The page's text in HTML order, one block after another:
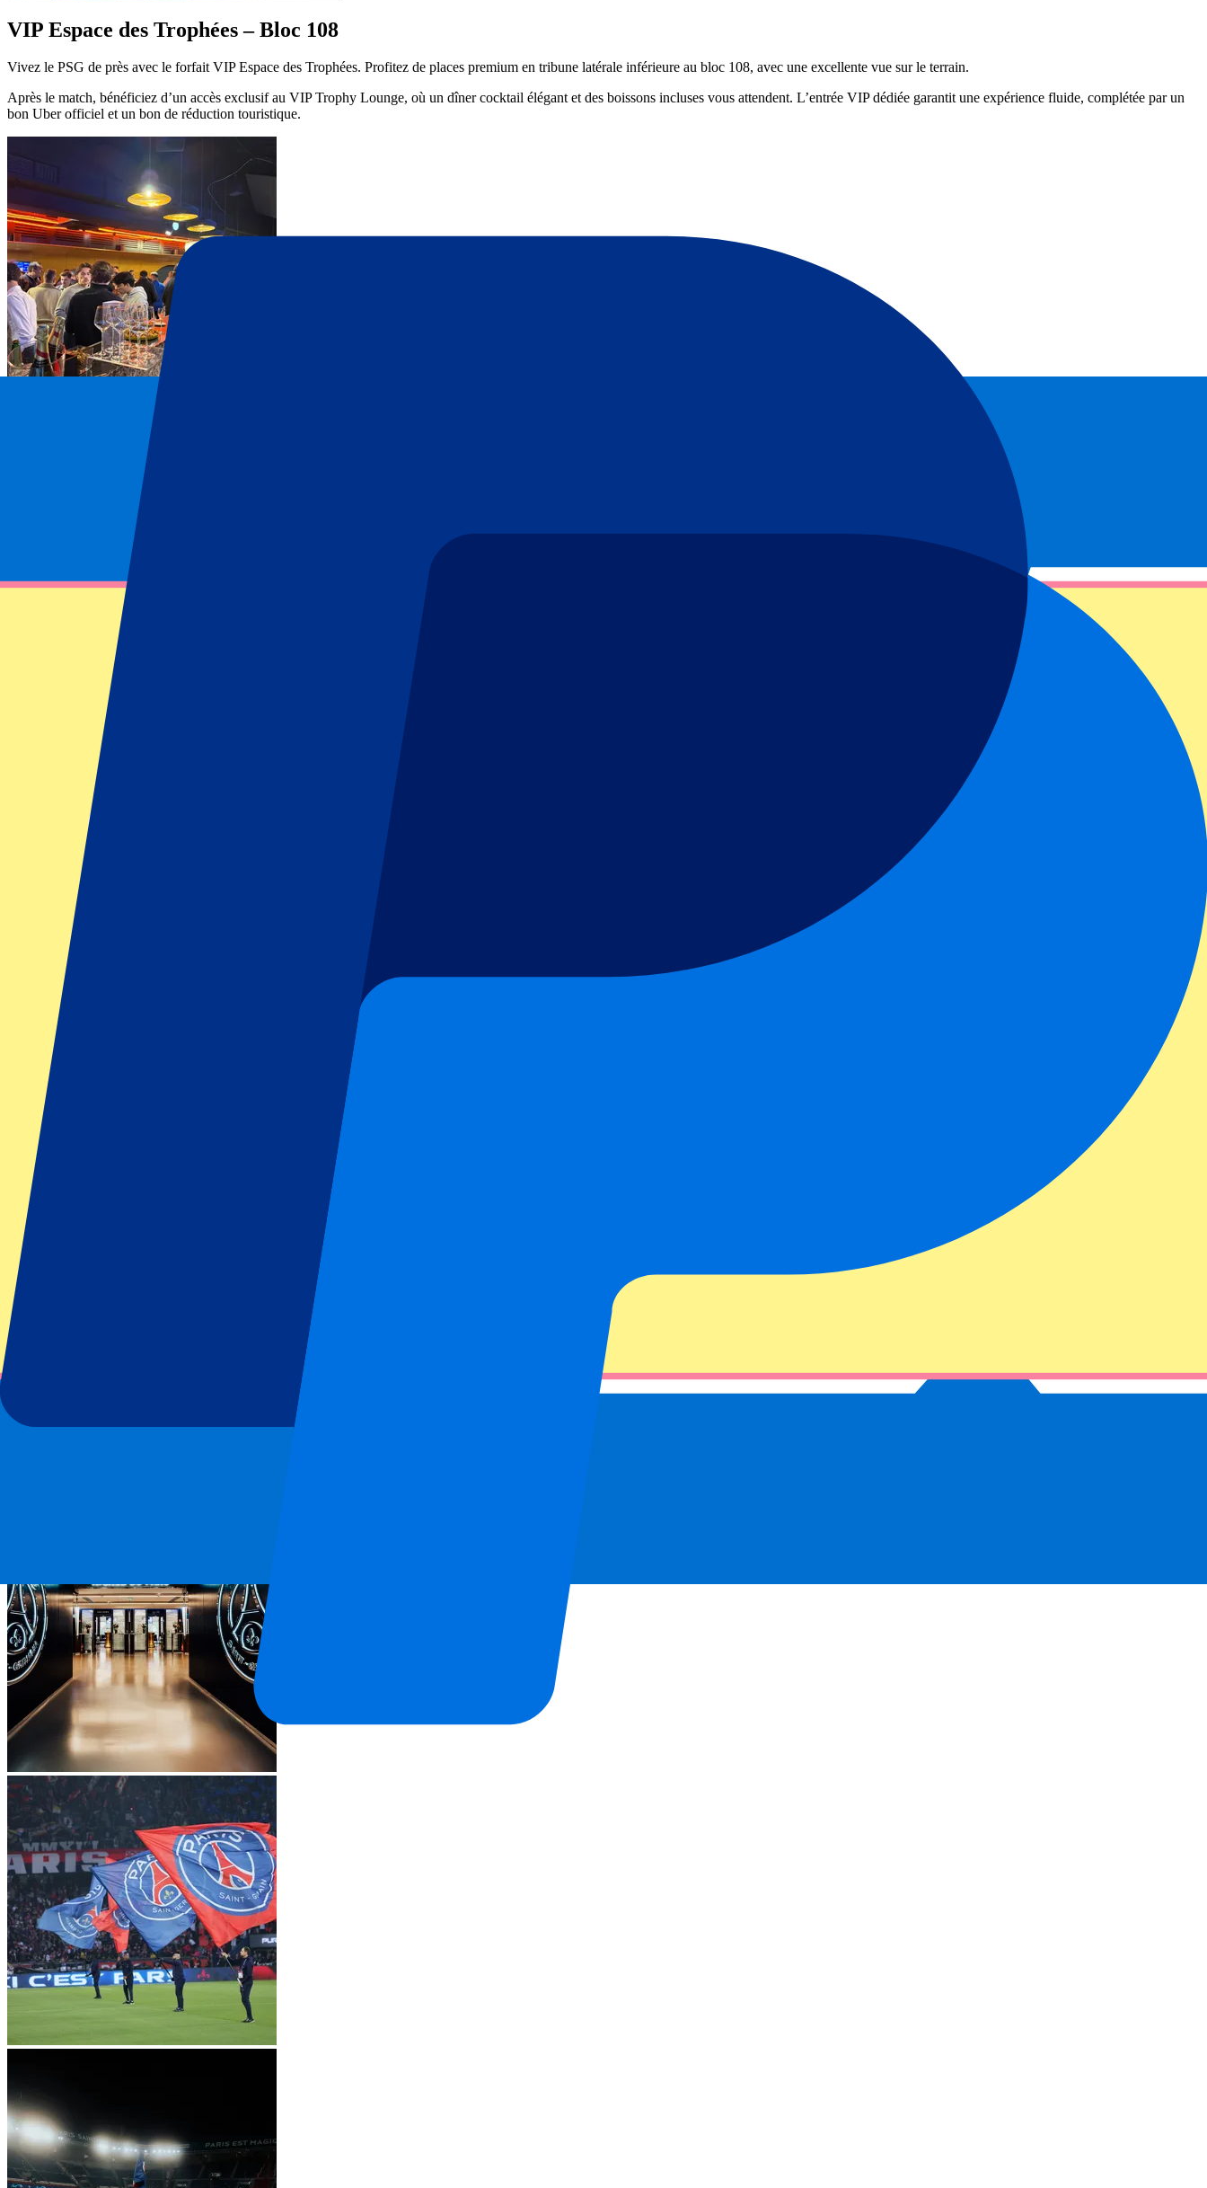
VIP Espace des Trophées – Bloc 108
Vivez le PSG de près avec le forfait VIP Espace des Trophées. Profitez de places premium en tribune latérale inférieure au bloc 108, avec une excellente vue sur le terrain.
Après le match, bénéficiez d’un accès exclusif au VIP Trophy Lounge, où un dîner cocktail élégant et des boissons incluses vous attendent. L’entrée VIP dédiée garantit une expérience fluide, complétée par un
bon Uber officiel et un bon de réduction touristique.